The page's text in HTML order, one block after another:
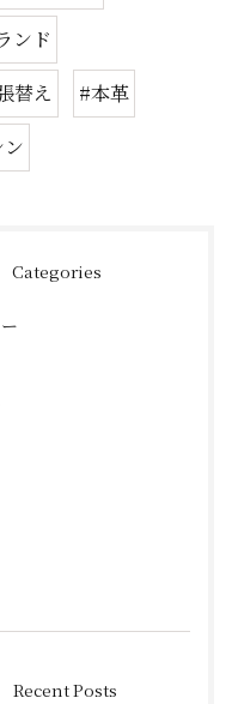
ンド
替え
#本革
Categories
Recent Posts